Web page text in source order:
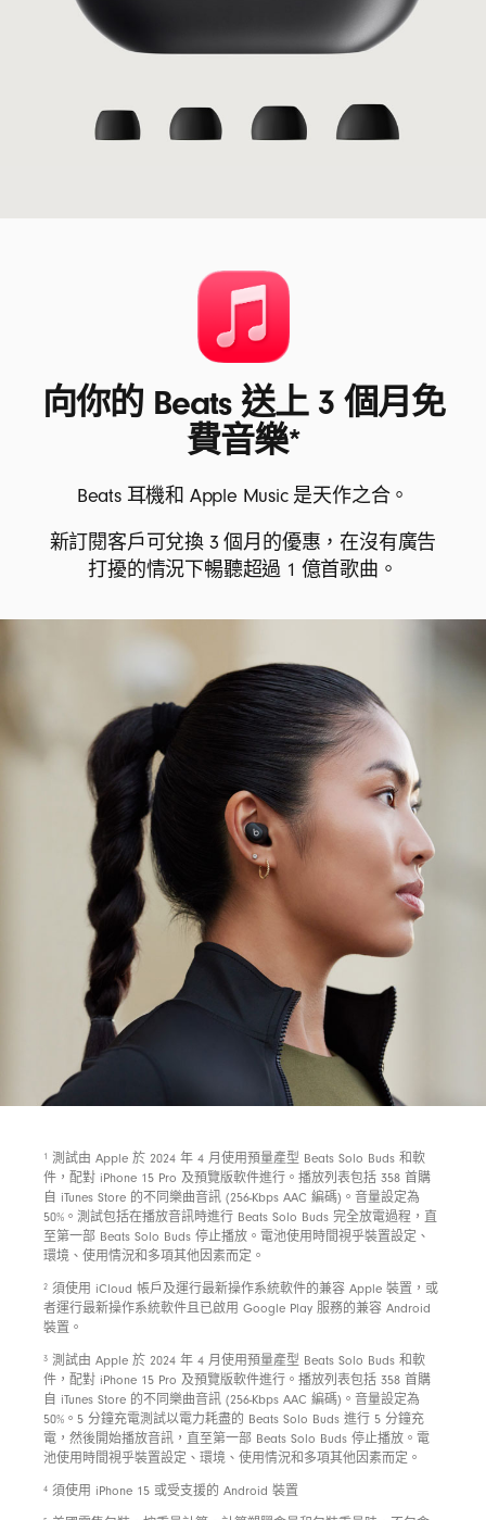
向你的 Beats 送上 3 個月免
費音樂*
Beats 耳機和 Apple Music 是天作之合。
新訂閱客戶可兌換 3 個月的優惠，在沒有廣告
打擾的情況下暢聽超過 1 億首歌曲。
footnote
1
測試由 Apple 於 2024 年 4 月使用預量產型 Beats Solo Buds 和軟
件，配對 iPhone 15 Pro 及預覽版軟件進行。播放列表包括 358 首購
自 iTunes Store 的不同樂曲音訊 (256-Kbps AAC 編碼)。音量設定為
50%。測試包括在播放音訊時進行 Beats Solo Buds 完全放電過程，直
至第一部 Beats Solo Buds 停止播放。電池使用時間視乎裝置設定、
環境、使用情況和多項其他因素而定。
footnote
2 須使用 iCloud 帳戶及運行最新操作系統軟件的兼容 Apple 裝置，或
者運行最新操作系統軟件且已啟用 Google Play 服務的兼容 Android
裝置。
footnote
3 測試由 Apple 於 2024 年 4 月使用預量產型 Beats Solo Buds 和軟
件，配對 iPhone 15 Pro 及預覽版軟件進行。播放列表包括 358 首購
自 iTunes Store 的不同樂曲音訊 (256-Kbps AAC 編碼)。音量設定為
50%。5 分鐘充電測試以電力耗盡的 Beats Solo Buds 進行 5 分鐘充
電，然後開始播放音訊，直至第一部 Beats Solo Buds 停止播放。電
池使用時間視乎裝置設定、環境、使用情況和多項其他因素而定。
footnote
4 須使用 iPhone 15 或受支援的 Android 裝置
footnote